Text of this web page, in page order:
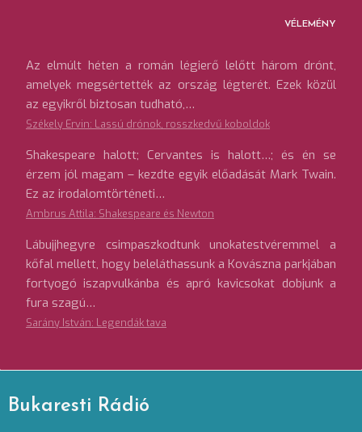
VÉLEMÉNY
Az elmúlt héten a román légierő lelőtt három drónt,
amelyek megsértették az ország légterét. Ezek közül
az egyikről biztosan tudható,…
Székely Ervin: Lassú drónok, rosszkedvű koboldok
Shakespeare halott; Cervantes is halott…; és én se
érzem jól magam – kezdte egyik előadását Mark Twain.
Ez az irodalomtörténeti…
Ambrus Attila: Shakespeare és Newton
Lábujjhegyre csimpaszkodtunk unokatestvéremmel a
kőfal mellett, hogy beleláthassunk a Kovászna parkjában
fortyogó iszapvulkánba és apró kavicsokat dobjunk a
fura szagú…
Sarány István: Legendák tava
Bukaresti Rádió